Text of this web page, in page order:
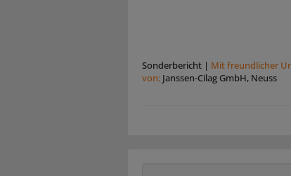
Sonderbericht | Mit freundlicher
von: Janssen-Cilag GmbH, Neuss